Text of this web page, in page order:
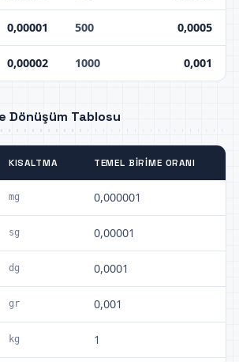
0,00001 500 0,0005
0,00002 1000 0,001
Dönüşüm Tablosu
KISALTMA TEMEL BIRIME ORANI
mg 0,000001
sg 0,00001
dg 0,0001
gr 0,001
kg 1